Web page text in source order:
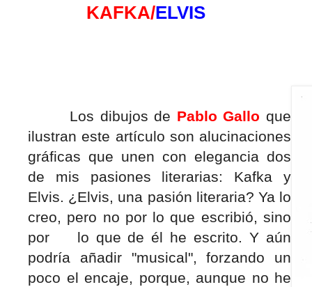
KAFKA/ELVIS
Los dibujos de Pablo Gallo que
ilustran este artículo son alucinaciones
gráficas que unen con elegancia dos
de mis pasiones literarias: Kafka y
Elvis. ¿Elvis, una pasión literaria? Ya lo
creo, pero no por lo que escribió, sino
por lo que de él he escrito. Y aún
podría añadir "musical", forzando un
poco el encaje, porque, aunque no he